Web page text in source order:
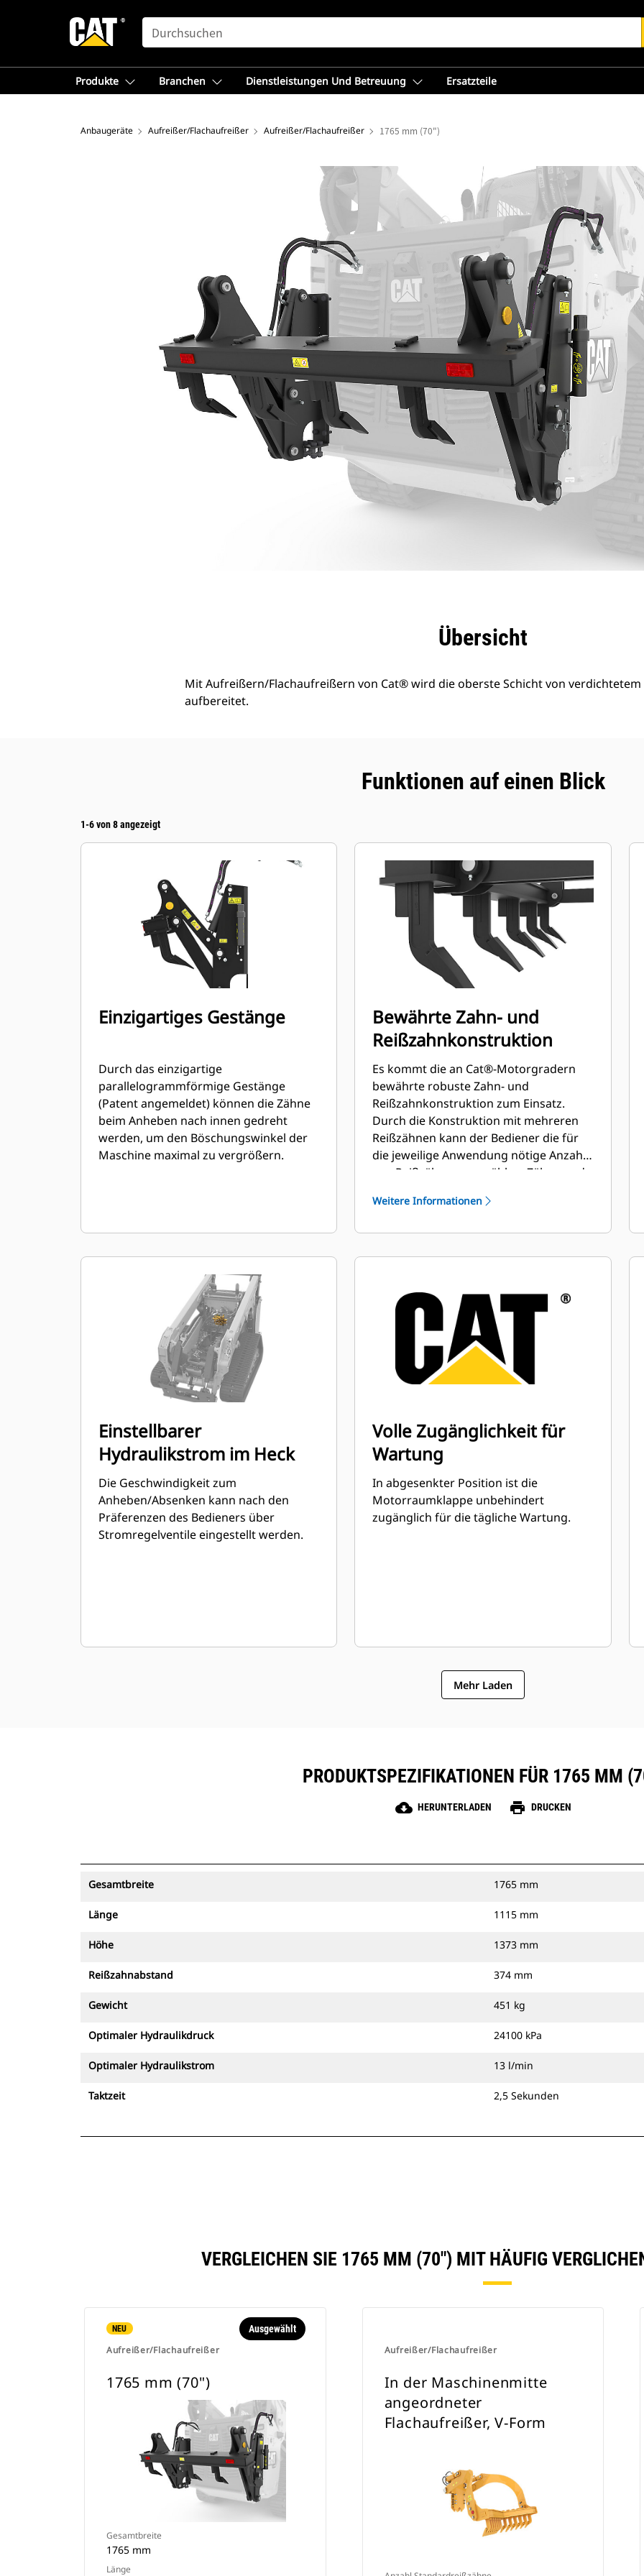
SEARCH
Produkte Branchen Dienstleistungen Und Betreuung Ersatzteile
Anbaugeräte Aufreißer/Flachaufreißer Aufreißer/Flachaufreißer 1765 mm (70")
Technische DatenÜbersicht
Mit Aufreißern/Flachaufreißern von Cat® wird die oberste Schicht von
aufbereitet.
Funktionen auf einen Blick
1-6 von 8 angezeigt
Einzigartiges Gestänge
Durch das einzigartige
parallelogrammförmige Gestänge
(Patent angemeldet) können die Zähne
beim Anheben nach innen gedreht
werden, um den Böschungswinkel der
Maschine maximal zu vergrößern.
Bewährte Zahn- und
Reißzahnkonstruktion
Es kommt die an Cat®-Motorgradern
bewährte robuste Zahn- und
Reißzahnkonstruktion zum Einsatz.
Durch die Konstruktion mit mehreren
Reißzähnen kann der Bediener die für
die jeweilige Anwendung nötige Anzahl
von Reißzähnen auswählen. Zähne und
auswechselbar.
Weitere Informationen
Einstellbarer
Hydraulikstrom im Heck
Die Geschwindigkeit zum
Anheben/Absenken kann nach den
Präferenzen des Bedieners über
Stromregelventile eingestellt werden.
Volle Zugänglichkeit für
Wartung
In abgesenkter Position ist die
Motorraumklappe unbehindert
zugänglich für die tägliche Wartung.
Mehr Laden
PRODUKTSPEZIFIKATIONEN FÜR 1765 MM
cloud_download HERUNTERLADEN print DRUCKEN
Gesamtbreite 1765 mm
Länge 1115 mm
Höhe 1373 mm
Reißzahnabstand 374 mm
Gewicht 451 kg
Optimaler Hydraulikdruck 24100 kPa
Optimaler Hydraulikstrom 13 l/min
Taktzeit 2,5 Sekunden
VERGLEICHEN SIE 1765 MM (70") MIT HÄUFIG
NEU
Aufreißer/Flachaufreißer
Ausgewählt
1765 mm (70")
Gesamtbreite
1765 mm
Länge
Aufreißer/Flachaufreißer
In der Maschinenmitte
angeordneter
Flachaufreißer, V-Form